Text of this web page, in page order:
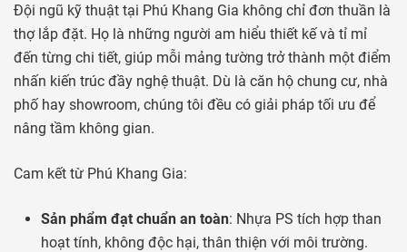
Đội ngũ kỹ thuật tại Phú Khang Gia không chỉ đơn thuần là
thợ lắp đặt. Họ là những người am hiểu thiết kế và tỉ mỉ
đến từng chi tiết, giúp mỗi mảng tường trở thành một điểm
nhấn kiến trúc đầy nghệ thuật. Dù là căn hộ chung cư, nhà
phố hay showroom, chúng tôi đều có giải pháp tối ưu để
nâng tầm không gian.
Cam kết từ Phú Khang Gia:
Sản phẩm đạt chuẩn an toàn: Nhựa PS tích hợp than
hoạt tính, không độc hại, thân thiện với môi trường.